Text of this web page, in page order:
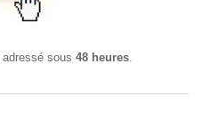
sous 48 heures.